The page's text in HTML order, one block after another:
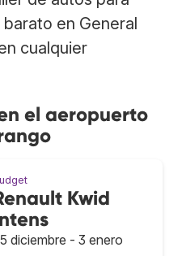
en General
cualquier
el aeropuerto
Kwid
diciembre - 3 enero